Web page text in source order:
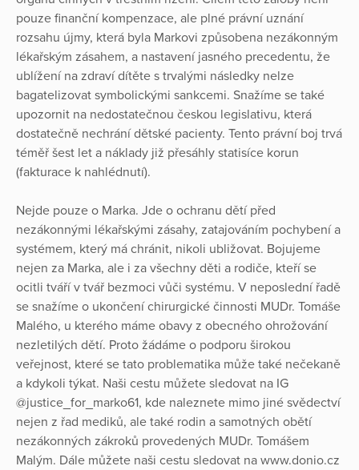
Nejde pouze o Marka. Jde o ochranu dětí před
nezákonnými lékařskými zásahy, zatajováním pochybení a
systémem, který má chránit, nikoli ubližovat. Bojujeme
nejen za Marka, ale i za všechny děti a rodiče, kteří se
ocitli tváří v tvář bezmoci vůči systému. V neposlední řadě
se snažíme o ukončení chirurgické činnosti MUDr. Tomáše
Malého, u kterého máme obavy z obecného ohrožování
nezletilých dětí. Proto žádáme o podporu širokou
veřejnost, které se tato problematika může také nečekaně
a kdykoli týkat. Naši cestu můžete sledovat na IG
@justice_for_marko61, kde naleznete mimo jiné svědectví
nejen z řad mediků, ale také rodin a samotných obětí
nezákonných zákroků provedených MUDr. Tomášem
Malým. Dále můžete naši cestu sledovat na www.donio.cz